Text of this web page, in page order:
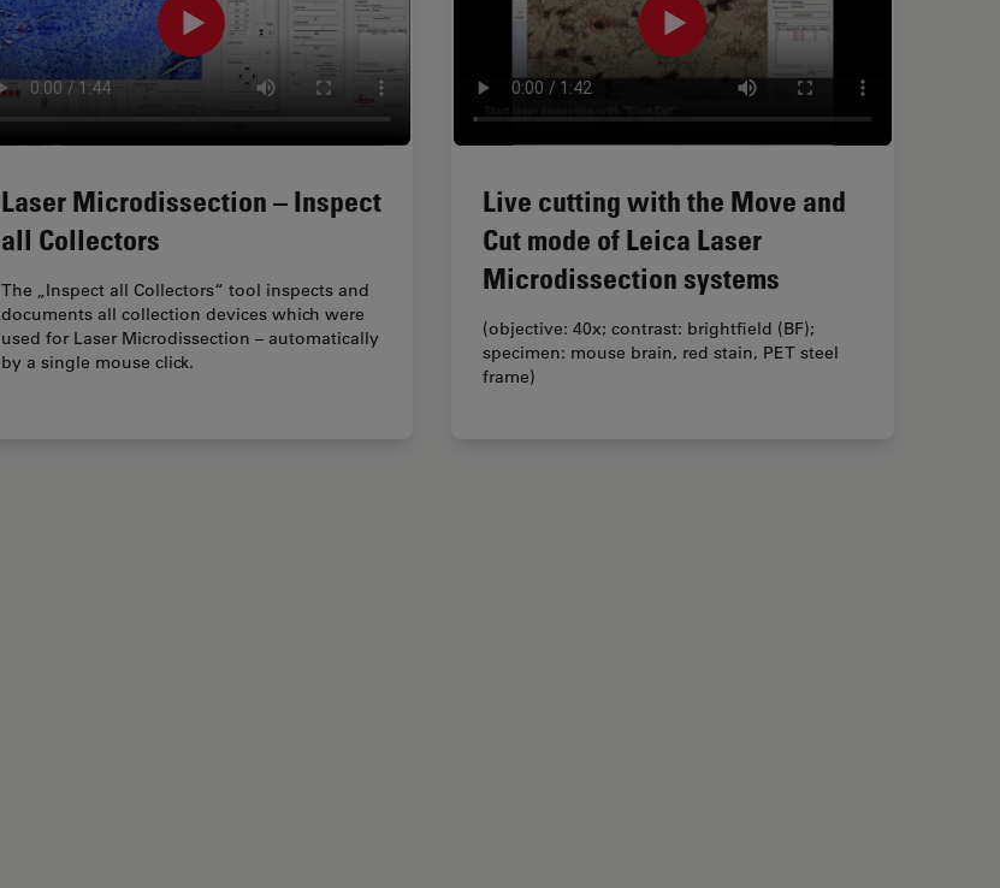
Laser Microdissection – Inspect
all Collectors
The „Inspect all Collectors“ tool inspects and
documents all collection devices which were
used for Laser Microdissection – automatically
by a single mouse click.
Live cutting with the Move and
Cut mode of Leica Laser
Microdissection systems
(objective: 40x; contrast: brightfield (BF);
specimen: mouse brain, red stain, PET steel
frame)